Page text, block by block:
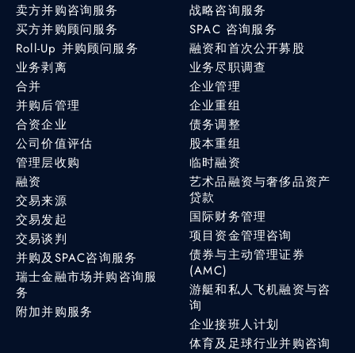
卖方并购咨询服务
买方并购顾问服务
Roll-Up 并购顾问服务
业务剥离
合并
并购后管理
合资企业
公司价值评估
管理层收购
融资
交易来源
交易发起
交易谈判
并购及SPAC咨询服务
瑞士金融市场并购咨询服
务
附加并购服务
战略咨询服务
SPAC 咨询服务
融资和首次公开募股
业务尽职调查
企业管理
企业重组
债务调整
股本重组
临时融资
艺术品融资与奢侈品资产
贷款
国际财务管理
项目资金管理咨询
债券与主动管理证券
(AMC)
游艇和私人飞机融资与咨
询
企业接班人计划
体育及足球行业并购咨询